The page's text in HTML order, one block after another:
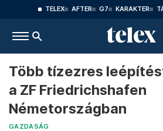
TELEX AFTER G7 KARAKTER
Több tízezres
a ZF Friedrichshafen
Németországban
GAZDASÁG